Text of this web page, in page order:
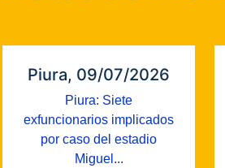
Piura, 09/07/2026
Piura: Siete
exfuncionarios implicados
por caso del estadio
Miguel...